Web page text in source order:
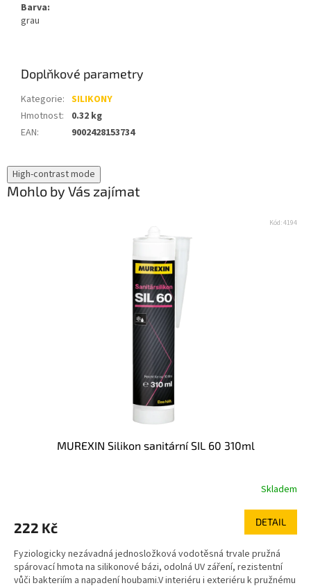
High-contrast mode
Mohlo by Vás zajímat
MUREXIN Silikon sanitární SIL 60 310ml
Skladem
222 Kč DETAIL
Fyziologicky nezávadná jednosložková vodotěsná trvale pružná
spárovací hmota na silikonové bázi, odolná UV záření, rezistentní
vůči bakteriím a napadení houbami.V interiéru i exteriéru k pružnému
Kód:4194
Barva:
grau
Doplňkové parametry
Kategorie: SILIKONY
Hmotnost:
0.32 kg
EAN: 9002428153734